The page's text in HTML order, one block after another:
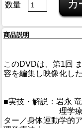
数量
商品説明
このDVDは、第1回
容を編集し映像化し
■実技・解説：岩永
理学療法士／
ター／身体運動学的